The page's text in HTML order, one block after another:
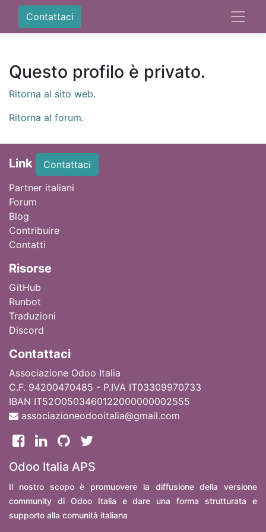
Contattaci
Questo profilo è privato.
Ritorna al sito web.
Ritorna al forum.
Link
Contattaci
Partner italiani
Forum
Blog
Contribuire
Contatti
Risorse
GitHub
Runbot
Traduzioni
Discord
Contattaci
Associazione Odoo Italia
C.F. 94200470485 - P.IVA IT03309970733
IBAN IT52O0503460122000000002555
associazioneodooitalia@gmail.com
Odoo Italia APS
Il nostro scopo è promuovere la diffusione della versione
community di Odoo Italia e dare una forma strutturata e
supporto alla comunità italiana